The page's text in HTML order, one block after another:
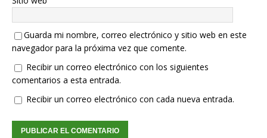
Guarda mi nombre, correo electrónico y sitio web en este
navegador para la próxima vez que comente.
Recibir un correo electrónico con los siguientes
comentarios a esta entrada.
Recibir un correo electrónico con cada nueva entrada.